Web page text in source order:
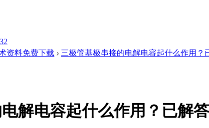
资料免费下载 › 三极管基极串接的电解电容起什么作用？
解电容起什么作用？已解答